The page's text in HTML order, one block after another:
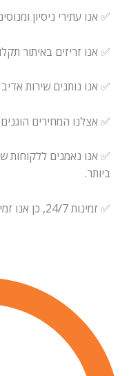
✅ אנו עתירי ניסיון
✅ אנו זריזים באיתור
✅ אנו נותנים שירות
✅ אצלנו המחירים
✅ אנו נאמנים ללקוחות
ביותר.
✅ זמינות 24/7, כן אנו זמינים עבורכם בכל רגע נתון.